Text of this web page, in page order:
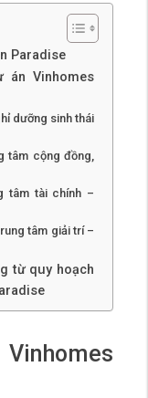
Paradise
án Vinhomes
dưỡng sinh thái
tâm cộng đồng,
tâm tài chính –
tâm giải trí –
từ quy hoạch